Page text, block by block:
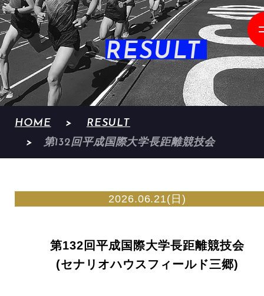
RESULT
HOME
RESULT
第132回平成国際大学長距離競技会
2026.06.21(日)
第132回平成国際大学長距離競技会
(セナリオハウスフィールド三郷)